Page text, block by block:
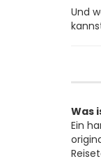
Und
Was
Ein